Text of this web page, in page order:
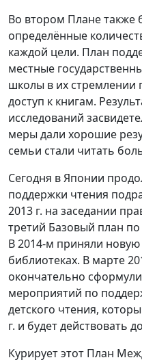
Во втором Плане также
определённые
каждой цели. План
местные
школы в их стремлении
доступ к книгам.
исследований
меры дали хорошие
семьи стали читать
Сегодня в Японии
поддержки чтения
2013 г. на заседании
третий Базовый план
В 2014-м приняли
библиотеках. В марте
окончательно
мероприятий по
детского чтения,
г. и будет действовать
Курирует этот План